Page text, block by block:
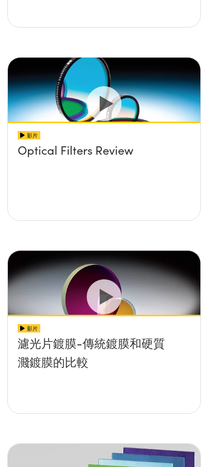
影片
Optical Filters Review
影片
濾光片鍍膜-傳統鍍膜和硬質
濺鍍膜的比較